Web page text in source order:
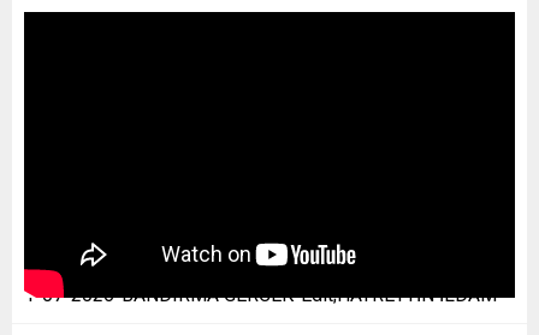
1-07-2026-BANDIRMA GERCEK-Edit;HAYRETTİN İLDAM